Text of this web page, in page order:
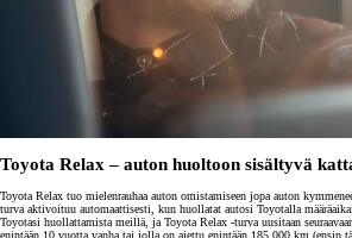
Toyota Relax – auton huoltoon sisältyvä
Toyota Relax tuo mielenrauhaa auton omistamiseen jopa auton
turva aktivoituu automaattisesti, kun huollatat autosi Toyotalla
Toyotasi huollattamista meillä, ja Toyota Relax -turva uusitaan